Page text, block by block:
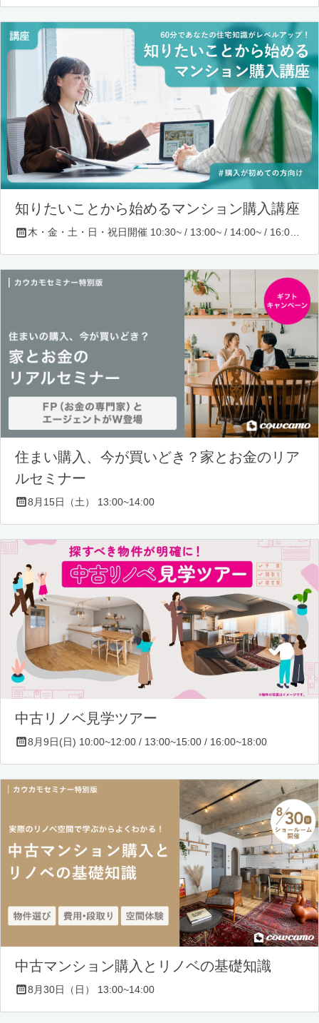
知りたいことから始めるマンション購入講座
木・金・土・日・祝日開催 10:30~ / 13:00~ / 14:00~ / 16:00~ / 17:00~/ 18:30~/ 19:30~
住まい購入、今が買いどき？家とお金のリア
ルセミナー
8月15日（土） 13:00~14:00
中古リノベ見学ツアー
8月9日(日) 10:00~12:00 / 13:00~15:00 / 16:00~18:00
中古マンション購入とリノベの基礎知識
8月30日（日） 13:00~14:00